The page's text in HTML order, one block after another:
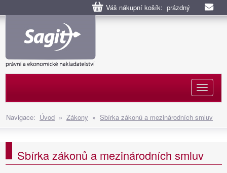
Váš nákupní košík: prázdný
Navigace: Úvod » Zákony » Sbírka zákonů a mezinárodních smluv
Sbírka zákonů a mezinárodních smluv